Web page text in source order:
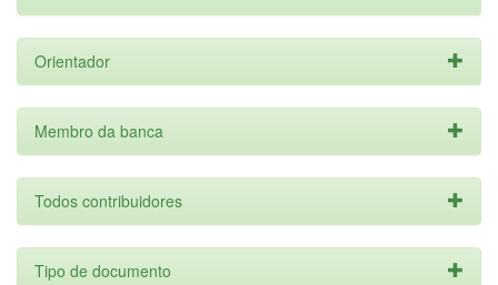
Orientador
Membro da banca
Todos contribuidores
Tipo de documento